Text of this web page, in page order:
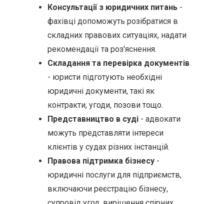
Консультації з юридичних питань -
фахівці допоможуть розібратися в
складних правових ситуаціях, надати
рекомендації та роз'яснення.
Складання та перевірка документів
- юристи підготують необхідні
юридичні документи, такі як
контракти, угоди, позови тощо.
Представництво в суді - адвокати
можуть представляти інтереси
клієнтів у судах різних інстанцій.
Правова підтримка бізнесу -
юридичні послуги для підприємств,
включаючи реєстрацію бізнесу,